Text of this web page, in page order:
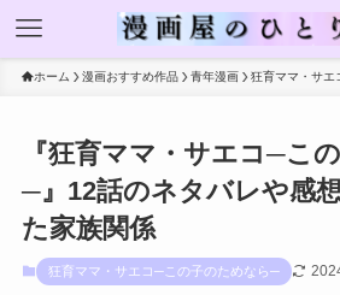
ホーム 漫画おすすめ作品 青年漫画 狂育ママ・サ
『狂育ママ・サエコ─こ
─』12話のネタバレや感
た家族関係
狂育ママ・サエコ─この子のためなら─